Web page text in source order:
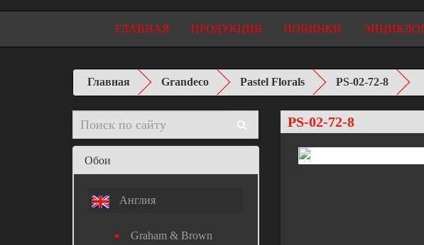
ГЛАВНАЯ ПРОДУКЦИЯ НОВИНКИ
Главная Grandeco Pastel Florals PS-02-72-8
Обои
Англия
Graham & Brown
PS-02-72-8